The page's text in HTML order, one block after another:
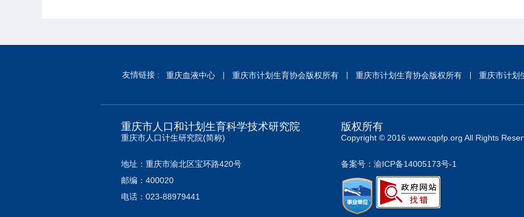
友情链接 : 重庆血液中心 重庆市计划生育协会版权所有 重庆市计划生育协会版权所有 重庆市计划
重庆市人口和计划生育科学技术研究院
重庆市人口计生研究院(简称)
地址：重庆市渝北区宝环路420号
邮编：400020
电话：023-88979441
版权所有
Copyright © 2016 www.cqpfp.org All Rights
备案号：渝ICP备14005173号-1